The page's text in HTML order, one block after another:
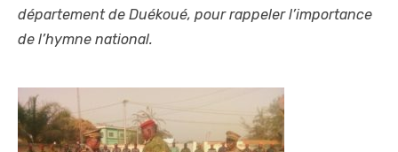
département de Duékoué, pour rappeler l’importance
de l’hymne national.